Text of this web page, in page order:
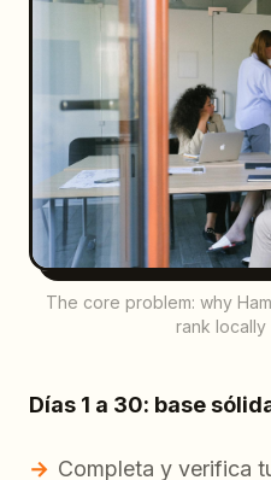
The core problem: why
rank locally
Días 1 a 30: base
Completa y verifica